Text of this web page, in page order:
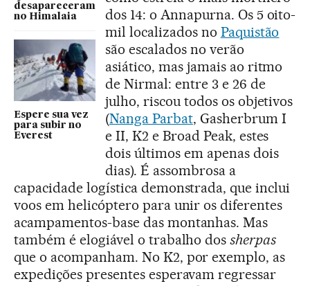
desapareceram
no Himalaia
Espere sua vez
para subir no
Everest
dos 14: o Annapurna. Os 5 oito-
mil localizados no Paquistão
são escalados no verão
asiático, mas jamais ao ritmo
de Nirmal: entre 3 e 26 de
julho, riscou todos os objetivos
(Nanga Parbat, Gasherbrum I
e II, K2 e Broad Peak, estes
dois últimos em apenas dois
dias). É assombrosa a
capacidade logística demonstrada, que inclui
voos em helicóptero para unir os diferentes
acampamentos-base das montanhas. Mas
também é elogiável o trabalho dossherpas
que o acompanham. No K2, por exemplo, as
expedições presentes esperavam regressar